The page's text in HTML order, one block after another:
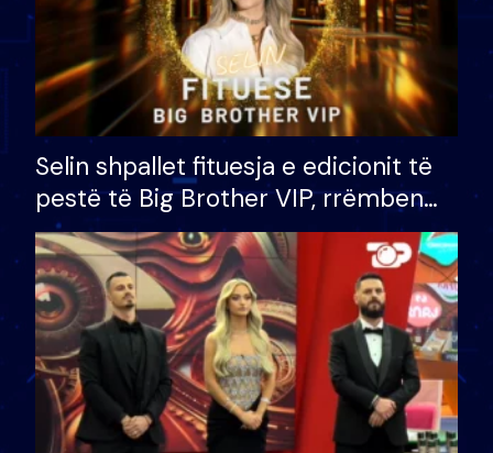
Selin shpallet fituesja e edicionit të
pestë të Big Brother VIP, rrëmben
çmimin e madh prej 100 mijë eurosh